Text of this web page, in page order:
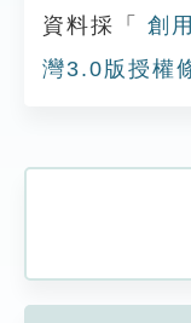
資料採「
創
灣3.0版授權